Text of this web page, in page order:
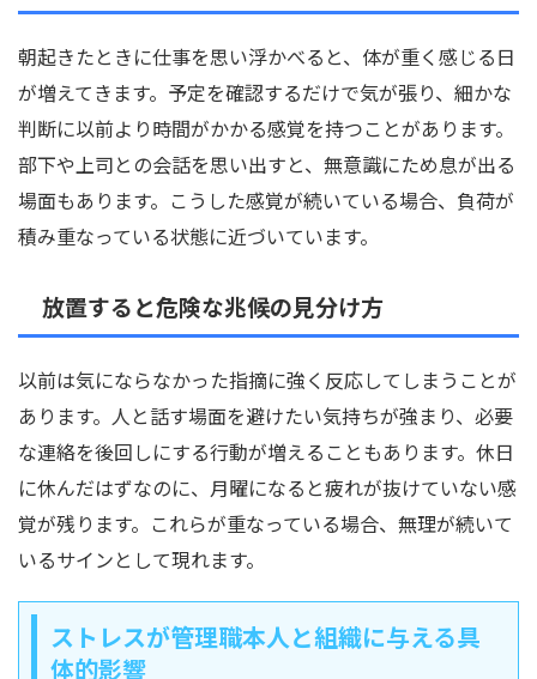
朝起きたときに仕事を思い浮かべると、体が重く感じる日
が増えてきます。予定を確認するだけで気が張り、細かな
判断に以前より時間がかかる感覚を持つことがあります。
部下や上司との会話を思い出すと、無意識にため息が出る
場面もあります。こうした感覚が続いている場合、負荷が
積み重なっている状態に近づいています。
放置すると危険な兆候の見分け方
以前は気にならなかった指摘に強く反応してしまうことが
あります。人と話す場面を避けたい気持ちが強まり、必要
な連絡を後回しにする行動が増えることもあります。休日
に休んだはずなのに、月曜になると疲れが抜けていない感
覚が残ります。これらが重なっている場合、無理が続いて
いるサインとして現れます。
ストレスが管理職本人と組織に与える具
体的影響